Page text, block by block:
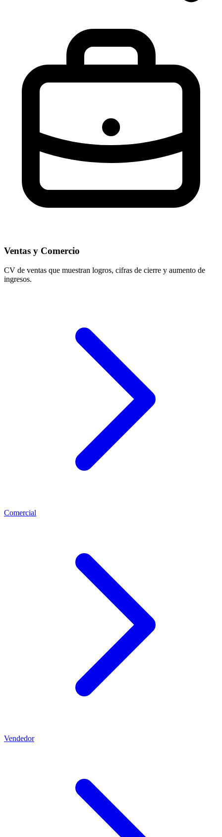
Ventas y Comercio
CV de ventas que muestran logros, cifras de cierre y aumento de
ingresos.
Comercial
Vendedor